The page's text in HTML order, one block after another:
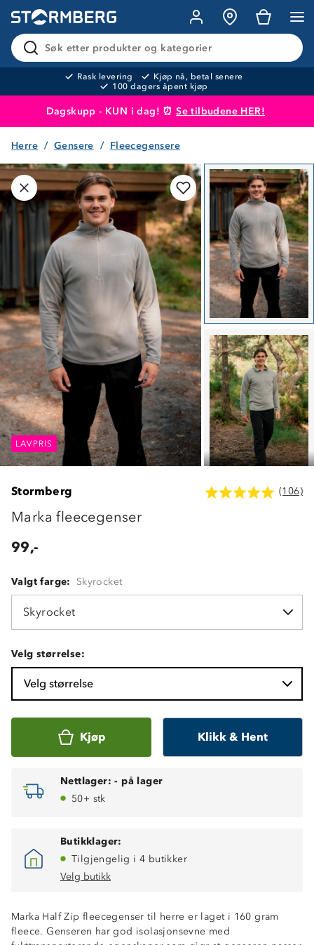
Søk etter produkter og kategorier
Rask levering
Kjøp nå, betal senere
100 dagers åpent kjøp
Dagskupp - KUN i dag! ⏰Se tilbudene HER!
Produktet er lagt i handlekurven
Herre Gensere Fleecegensere
LAVPRIS LAVPRIS
LAVPRIS
Stormberg (106)
Marka fleecegenser
99,-
Valgt farge: Skyrocket
Skyrocket
Velg størrelse:
Velg størrelse
Kjøp Klikk & Hent
Nettlager: - på lager
50+ stk
Butikklager:
Tilgjengelig i 4 butikker
Velg butikk
Marka Half Zip fleecegenser til herre er laget i 160 gram
fleece. Genseren har god isolasjonsevne med